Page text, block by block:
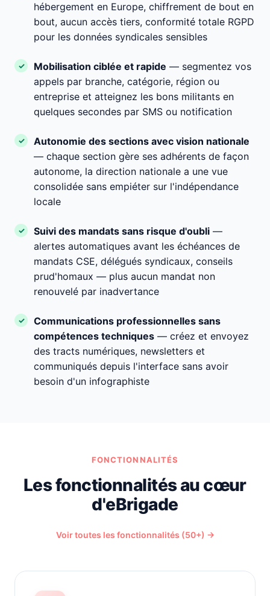
hébergement en Europe, chiffrement de bout en
bout, aucun accès tiers, conformité totale RGPD
pour les données syndicales sensibles
Mobilisation ciblée et rapide — segmentez vos
appels par branche, catégorie, région ou
entreprise et atteignez les bons militants en
quelques secondes par SMS ou notification
Autonomie des sections avec vision nationale
— chaque section gère ses adhérents de façon
autonome, la direction nationale a une vue
consolidée sans empiéter sur l'indépendance
locale
Suivi des mandats sans risque d'oubli —
alertes automatiques avant les échéances de
mandats CSE, délégués syndicaux, conseils
prud'homaux — plus aucun mandat non
renouvelé par inadvertance
Communications professionnelles sans
compétences techniques — créez et envoyez
des tracts numériques, newsletters et
communiqués depuis l'interface sans avoir
besoin d'un infographiste
FONCTIONNALITÉS
Les fonctionnalités au cœur
d'eBrigade
Voir toutes les fonctionnalités (50+) →